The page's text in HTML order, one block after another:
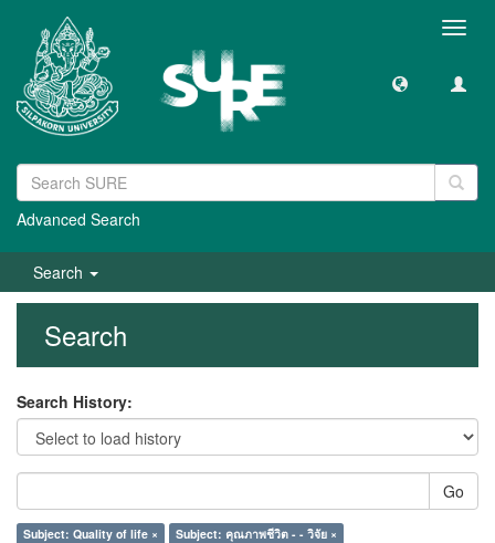
Advanced Search
Search
Search
Search History:
Go
Subject: Quality of life ×
Subject: คุณภาพชีวิต - - วิจัย ×